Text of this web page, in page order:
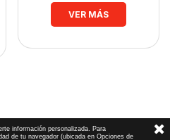
VER MÁS
información personalizada. Para
de tu navegador (ubicada en Opciones de